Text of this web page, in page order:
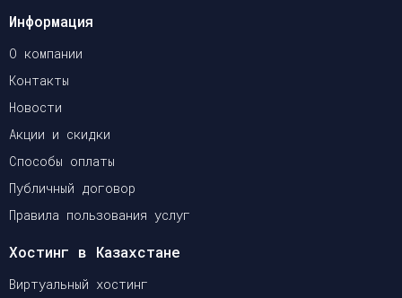
Информация
О компании
Контакты
Новости
Акции и скидки
Способы оплаты
Публичный договор
Правила пользования услуг
Хостинг в Казахстане
Виртуальный хостинг